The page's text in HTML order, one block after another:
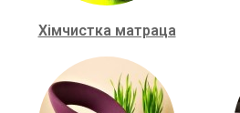
Хімчистка матраца